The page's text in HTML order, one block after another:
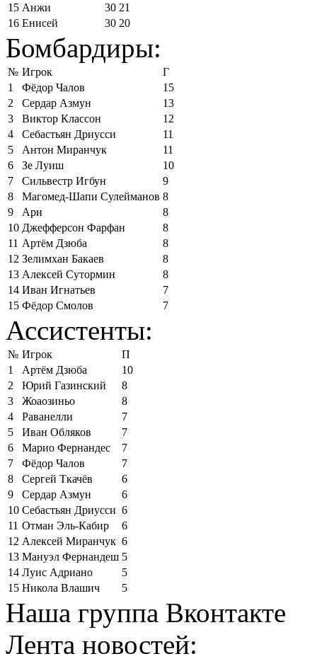
15 Анжи 30 21
16 Енисей 30 20
Бомбардиры:
№ Игрок
Г
1
Фёдор Чалов
15
2
Сердар Азмун
13
3
Виктор Классон
12
4
Себастьян Дриусси
11
5
Антон Миранчук
11
6
Зе Луиш
10
7
Сильвестр Игбун
9
8
Магомед-Шапи Сулейманов 8
9
Ари
8
10 Джефферсон Фарфан
8
11 Артём Дзюба
8
12 Зелимхан Бакаев
8
13 Алексей Сутормин
8
14 Иван Игнатьев
7
15 Фёдор Смолов 7
Ассистенты:
№ Игрок
П
1
Артём Дзюба
10
2
Юрий Газинский
8
3
Жоаозиньо
8
4
Раванелли
7
5
Иван Обляков
7
6
Марио Фернандес
7
7
Фёдор Чалов
7
8
Сергей Ткачёв
6
9
Сердар Азмун
6
10 Себастьян Дриусси 6
11 Отман Эль-Кабир
6
12 Алексей Миранчук 6
13 Мануэл Фернандеш 5
14 Луис Адриано
5
15 Никола Влашич 5
Наша группа Вконтакте
Лента новостей: